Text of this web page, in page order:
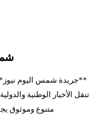
**جريدة شمس اليوم نيوز**:
تنقل الأخبار الوطنية
متنوع وموثوق